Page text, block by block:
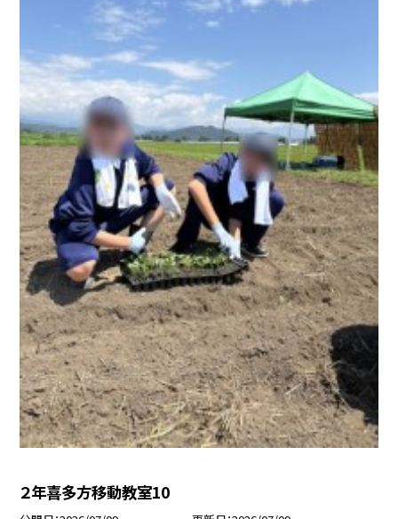
２年喜多方移動教室10